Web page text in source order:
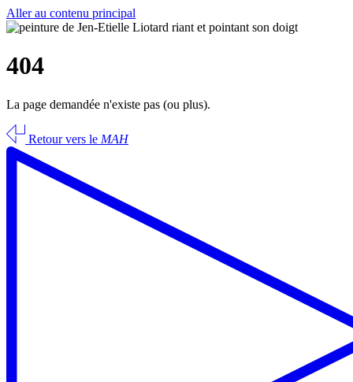
Aller au contenu principal
404
La page demandée n'existe pas (ou plus).
Retour vers le MAH